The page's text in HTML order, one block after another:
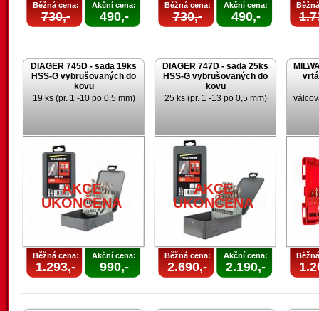
Běžná cena:
730,-
Akční cena:
490,-
Běžná cena:
730,-
Akční cena:
490,-
DIAGER 745D - sada 19ks
HSS-G vybrušovaných do
kovu
19 ks (pr. 1 -10 po 0,5 mm)
AKCE
UKONČENA
Běžná cena:
1.293,-
Akční cena:
990,-
DIAGER 747D - sada 25ks
HSS-G vybrušovaných do
kovu
25 ks (pr. 1 -13 po 0,5 mm)
AKCE
UKONČENA
Běžná cena:
2.690,-
Akční cena:
2.190,-